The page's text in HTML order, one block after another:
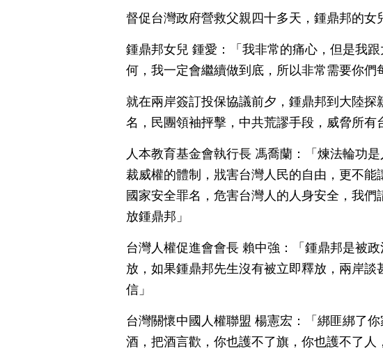
督促台灣政府營救父親四十多天，鍾鼎邦的女
鍾鼎邦女兒 鍾愛：「我非常的痛心，但是我
何，我一定會繼續做到底，所以非常需要你們
就在兩岸簽訂投保協議前夕，鍾鼎邦到大陸
名，民團領袖抨擊，中共荒謬手段，威脅所有
人本教育基金會執行長 馮喬蘭：「煉法輪功
裁威權的體制，戕害台灣人民的自由，更不
國家安全罪名，危害台灣人的人身安全，我
放鍾鼎邦」
台灣人權促進會會長 賴中強：「鍾鼎邦是被
放，如果鍾鼎邦先生沒有被立即釋放，兩岸談
信」
台灣關懷中國人權聯盟 楊憲宏：「綁匪綁了
酒，把酒言歡，你也護不了旗，你也護不了